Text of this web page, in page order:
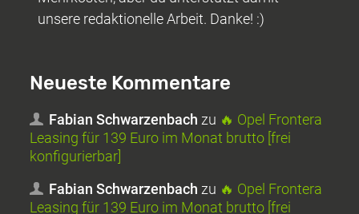
unsere redaktionelle Arbeit. Danke! :)
Neueste Kommentare
Fabian Schwarzenbach zu 🔥 Opel Frontera
Leasing für 139 Euro im Monat brutto [frei
konfigurierbar]
Fabian Schwarzenbach zu 🔥 Opel Frontera
Leasing für 139 Euro im Monat brutto [frei